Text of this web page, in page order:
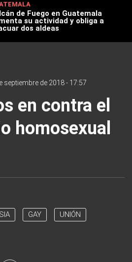
de Fuego en Guatemala
su actividad y obliga a
dos aldeas
septiembre de 2018 - 17:57
en contra el
homosexual
GAY UNIÓN